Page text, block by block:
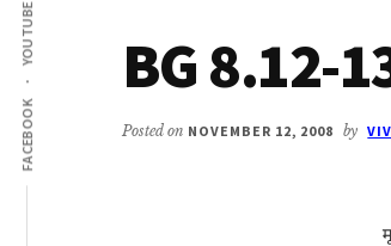
FACEBOOK
YOUTUBE BG 8.12-13
Posted on NOVEMBER 12, 2008 by